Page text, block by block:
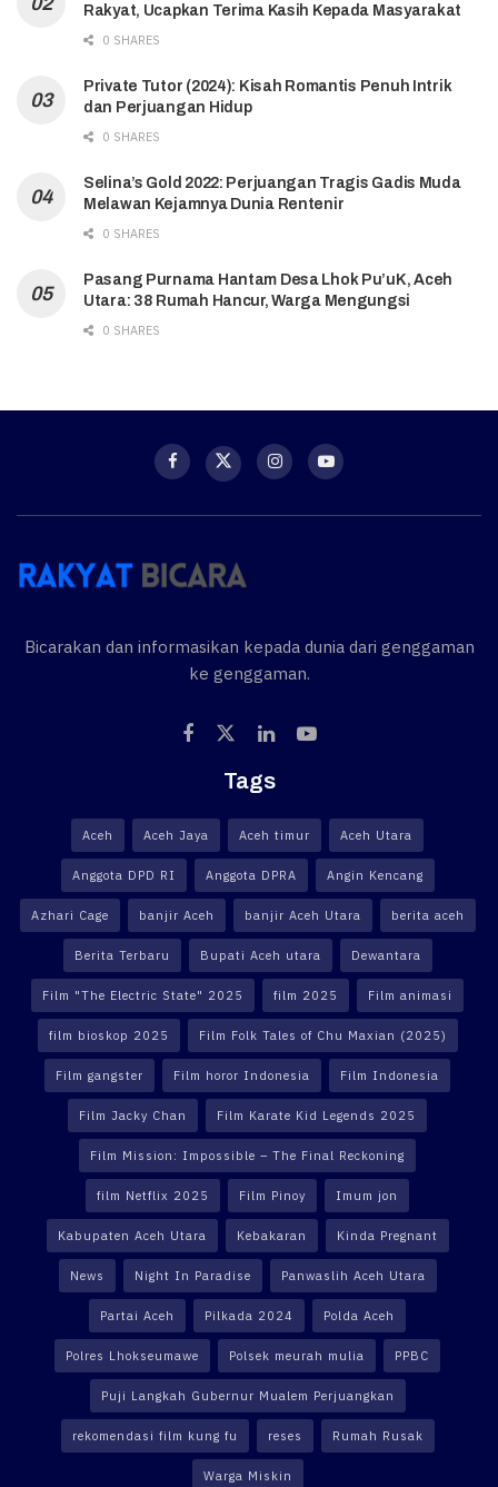
Rakyat, Ucapkan Terima Kasih Kepada Masyarakat
0 SHARES
Private Tutor (2024): Kisah Romantis Penuh Intrik
dan Perjuangan Hidup
0 SHARES
Selina’s Gold 2022: Perjuangan Tragis Gadis Muda
Melawan Kejamnya Dunia Rentenir
0 SHARES
Pasang Purnama Hantam Desa Lhok Pu’uK, Aceh
Utara: 38 Rumah Hancur, Warga Mengungsi
0 SHARES
Bicarakan dan informasikan kepada dunia dari genggaman
ke genggaman.
Tags
Aceh Aceh Jaya Aceh timur Aceh Utara
Anggota DPD RI Anggota DPRA Angin Kencang
Azhari Cage banjir Aceh banjir Aceh Utara berita aceh
Berita Terbaru Bupati Aceh utara Dewantara
Film "The Electric State" 2025 film 2025 Film animasi
film bioskop 2025 Film Folk Tales of Chu Maxian (2025)
Film gangster Film horor Indonesia Film Indonesia
Film Jacky Chan Film Karate Kid Legends 2025
Film Mission: Impossible – The Final Reckoning
film Netflix 2025 Film Pinoy Imum jon
Kabupaten Aceh Utara Kebakaran Kinda Pregnant
News Night In Paradise Panwaslih Aceh Utara
Partai Aceh Pilkada 2024 Polda Aceh
Polres Lhokseumawe Polsek meurah mulia PPBC
Puji Langkah Gubernur Mualem Perjuangkan
rekomendasi film kung fu reses Rumah Rusak
Warga Miskin